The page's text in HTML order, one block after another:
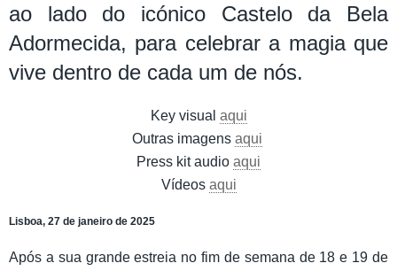
ao lado do icónico Castelo da Bela
Adormecida, para celebrar a magia que
vive dentro de cada um de nós.
​​​​​Key visual aqui
Outras imagens aqui
Press kit audio aqui
Vídeos aqui
Lisboa, 27 de janeiro de 2025
Após a sua grande estreia no fim de semana de 18 e 19 de